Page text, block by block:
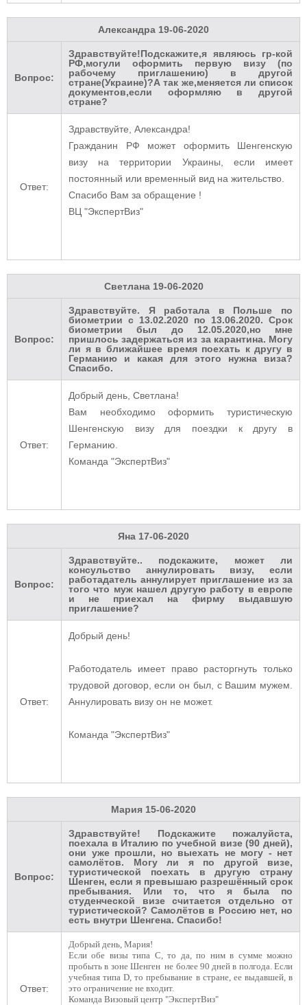
Александра 19-06-2020
Вопрос:
Здравствуйте!Подскажите,я являюсь гр-кой
РФ,могули оформить первую визу (по
рабочему приглашению) в другой
стране(Украине)?А так же,меняется ли список
документов,если оформляю в другой
стране?
Ответ:
Здравствуйте, Александра!
Гражданин РФ может оформить Шенгенскую
визу на территории Украины, если имеет
постоянный или временный вид на жительство.
Спасибо Вам за обращение !
ВЦ "ЭкспертВиз"
Светлана 19-06-2020
Вопрос:
Здравствуйте. Я работала в Польше по
биометрии с 13.02.2020 по 13.06.2020. Срок
биометрии был до 12.05.2020,но мне
пришлось задержаться из за карантина. Могу
ли я в ближайшее время поехать к другу в
Германию и какая для этого нужна виза?
Спасибо.
Ответ:
Добрый день, Светлана!
Вам необходимо оформить туристическую
Шенгенскую визу для поездки к другу в
Германию.
Команда "ЭкспертВиз"
Яна 17-06-2020
Вопрос:
Здравствуйте.. подскажите, может ли
консульство аннулировать визу, если
работадатель аннулирует приглашение из за
того что муж нашел другую работу в европе
и не приехал на фирму выдавшую
приглашение?
Ответ:
Добрый день!
Работодатель имеет право расторгнуть только
трудовой договор, если он был, с Вашим мужем.
Аннулировать визу он не может.
Команда "ЭкспертВиз"
Мария 15-06-2020
Вопрос:
Здравствуйте! Подскажите пожалуйста,
поехала в Италию по учебной визе (90 дней),
они уже прошли, но выехать не могу - нет
самолётов. Могу ли я по другой визе,
туристической поехать в другую страну
Шенген, если я превышаю разрешённый срок
пребывания. Или то, что я была по
студенческой визе считается отдельно от
туристической? Самолётов в Россию нет, но
есть внутри Шенгена. Спасибо!
Ответ:
Добрый день, Мария!
Если обе визы типа C, то да, по ним в сумме можно
пробыть в зоне Шенген не более 90 дней в полгода. Если
учебная типа D, то пребывание в стране, ее выдавшей, в
это ограничение не входит.
Команда Визовый центр "ЭкспертВиз"